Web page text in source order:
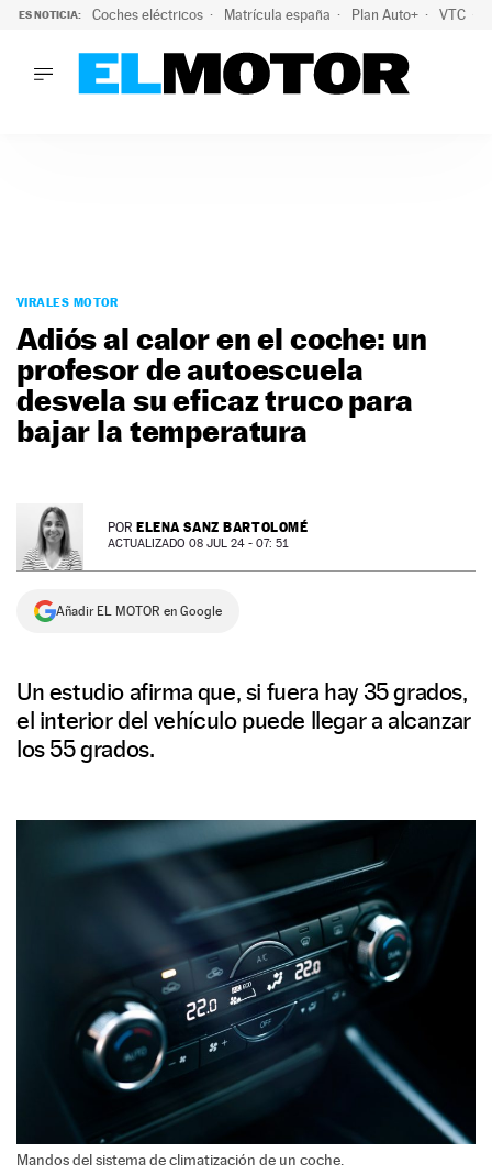
ES NOTICIA: Coches eléctricos Matrícula españa Plan Auto+ VTC
PODCAST
MOTOS
TECNOLOGÍA
SUPERCOCHES
MOTORTV
NEWSLETTER
VIRALES MOTOR
Adiós al calor en el coche: un
profesor de autoescuela
desvela su eficaz truco para
bajar la temperatura
POR ELENA SANZ BARTOLOMÉ
ACTUALIZADO 08 JUL 24 - 07: 51
Añadir EL MOTOR en Google
Un estudio afirma que, si fuera hay 35 grados,
el interior del vehículo puede llegar a alcanzar
los 55 grados.
Mandos del sistema de climatización de un coche.